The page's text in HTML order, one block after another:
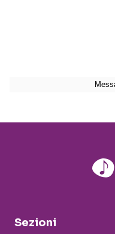
Sezioni